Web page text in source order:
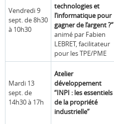
Vendredi 9
sept. de 8h30
à 10h30
technologies et
l’informatique pour
gagner de l’argent ?”
animé par Fabien
LEBRET, facilitateur
pour les TPE/PME
Mardi 13
sept. de
14h30 à 17h
Atelier
développement
“INPI : les essentiels
de la propriété
industrielle”